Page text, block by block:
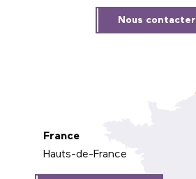
Nous contacter
France
Hauts-de-France